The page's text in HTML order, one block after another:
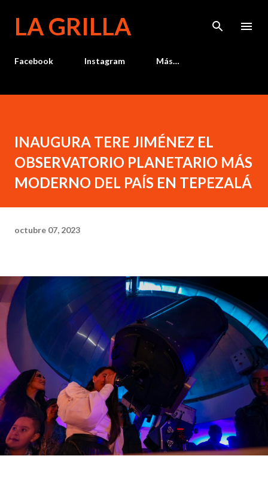
LA GRILLA
Facebook Instagram Más…
INAUGURA TERE JIMÉNEZ EL
OBSERVATORIO PLANETARIO MÁS
MODERNO DEL PAÍS EN TEPEZALÁ
octubre 07, 2023